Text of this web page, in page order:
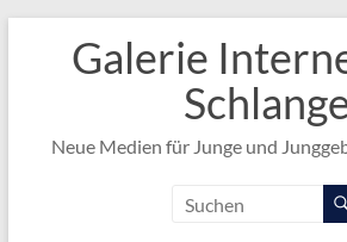
springenGalerie
Neue Medien für Junge und